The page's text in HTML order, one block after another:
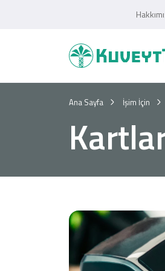
Ana Sayfa İşim İçin